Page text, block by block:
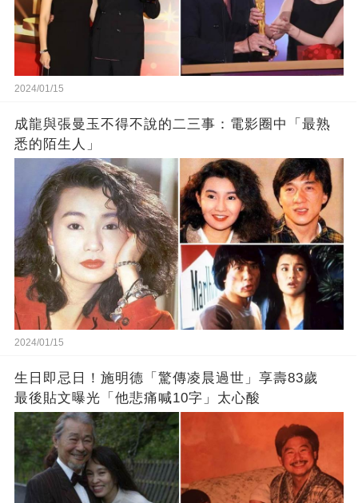
2024/01/15
成龍與張曼玉不得不說的二三事：電影圈中「最熟
悉的陌生人」
2024/01/15
生日即忌日！施明德「驚傳凌晨過世」享壽83歲
最後貼文曝光「他悲痛喊10字」太心酸